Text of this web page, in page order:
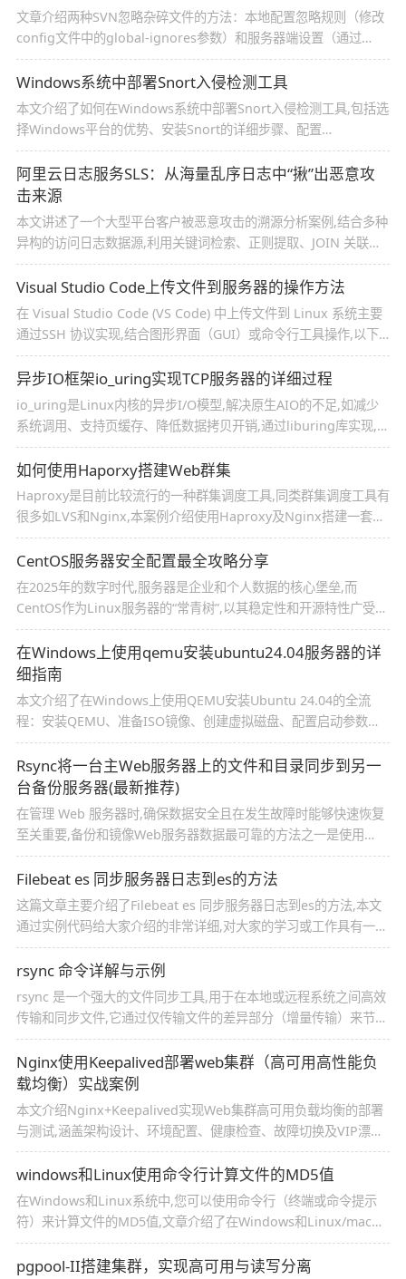
文章介绍两种SVN忽略杂碎文件的方法：本地配置忽略规则（修改
config文件中的global-ignores参数）和服务器端设置（通过
svn:ignore属性）,方法一适合个人,方法二需管理员权限,均需注意
空格格式避免报错
Windows系统中部署Snort入侵检测工具
本文介绍了如何在Windows系统中部署Snort入侵检测工具,包括选
择Windows平台的优势、安装Snort的详细步骤、配置
Snort+Barnyard2+BASE日志分析系统的方法,以及设置开机自启
动等内容,旨在帮助初学者快速搭建Snort IDS平台
阿里云日志服务SLS：从海量乱序日志中“揪”出恶意攻
击来源
本文讲述了一个大型平台客户被恶意攻击的溯源分析案例,结合多种
异构的访问日志数据源,利用关键词检索、正则提取、JOIN 关联分
析、地理位置函数等溯源到恶意攻击来源,利用高性能的查询检索和
灵活易用的分析能力,都可以实现任意且灵活的业务分析、安全审
计、风险预估
Visual Studio Code上传文件到服务器的操作方法
在 Visual Studio Code (VS Code) 中上传文件到 Linux 系统主要
通过SSH 协议实现,结合图形界面（GUI）或命令行工具操作,以下
是具体说明及进度查看、断点续传的实现方法,感兴趣的朋友一起看
看吧
异步IO框架io_uring实现TCP服务器的详细过程
io_uring是Linux内核的异步I/O模型,解决原生AIO的不足,如减少
系统调用、支持页缓存、降低数据拷贝开销,通过liburing库实现,安
装需源码编译,适用于高IOPS场景,感兴趣的朋友跟随小编一起看看
吧
如何使用Haporxy搭建Web群集
Haproxy是目前比较流行的一种群集调度工具,同类群集调度工具有
很多如LVS和Nginx,本案例介绍使用Haproxy及Nginx搭建一套
Web群集,感兴趣的朋友跟随小编一起看看吧
CentOS服务器安全配置最全攻略分享
在2025年的数字时代,服务器是企业和个人数据的核心堡垒,而
CentOS作为Linux服务器的“常青树”,以其稳定性和开源特性广受青
睐,然而,开放性也让它成为黑客觊觎的目标,所以本文为你献上一份
最全面的CentOS服务器安全配置攻略,从基础到高级,需要的朋友可
以参考下
在Windows上使用qemu安装ubuntu24.04服务器的详
细指南
本文介绍了在Windows上使用QEMU安装Ubuntu 24.04的全流
程：安装QEMU、准备ISO镜像、创建虚拟磁盘、配置启动参数
（含加速和图形界面选项）、完成安装及网络设置,并提供常见问题
解决方案,如性能优化和键盘响应问题,感兴趣的朋友一起看看吧
Rsync将一台主Web服务器上的文件和目录同步到另一
台备份服务器(最新推荐)
在管理 Web 服务器时,确保数据安全且在发生故障时能够快速恢复
至关重要,备份和镜像Web服务器数据最可靠的方法之一是使用
rsync,下面将详细介绍使用rsync将Web服务器与备份服务器进行
同步,感兴趣的朋友一起看看吧
Filebeat es 同步服务器日志到es的方法
这篇文章主要介绍了Filebeat es 同步服务器日志到es的方法,本文
通过实例代码给大家介绍的非常详细,对大家的学习或工作具有一定
的参考借鉴价值,需要的朋友参考下吧
rsync 命令详解与示例
rsync 是一个强大的文件同步工具,用于在本地或远程系统之间高效
传输和同步文件,它通过仅传输文件的差异部分（增量传输）来节省
带宽和时间,是备份、镜像和日常文件同步的常用工具
Nginx使用Keepalived部署web集群（高可用高性能负
载均衡）实战案例
本文介绍Nginx+Keepalived实现Web集群高可用负载均衡的部署
与测试,涵盖架构设计、环境配置、健康检查、故障切换及VIP漂移
验证,确保服务高可用性与性能
windows和Linux使用命令行计算文件的MD5值
在Windows和Linux系统中,您可以使用命令行（终端或命令提示
符）来计算文件的MD5值,文章介绍了在Windows和Linux/macOS
系统上计算文件MD5值的方法
pgpool-II搭建集群，实现高可用与读写分离